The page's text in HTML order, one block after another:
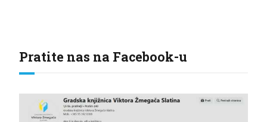
Pratite nas na Facebook-u